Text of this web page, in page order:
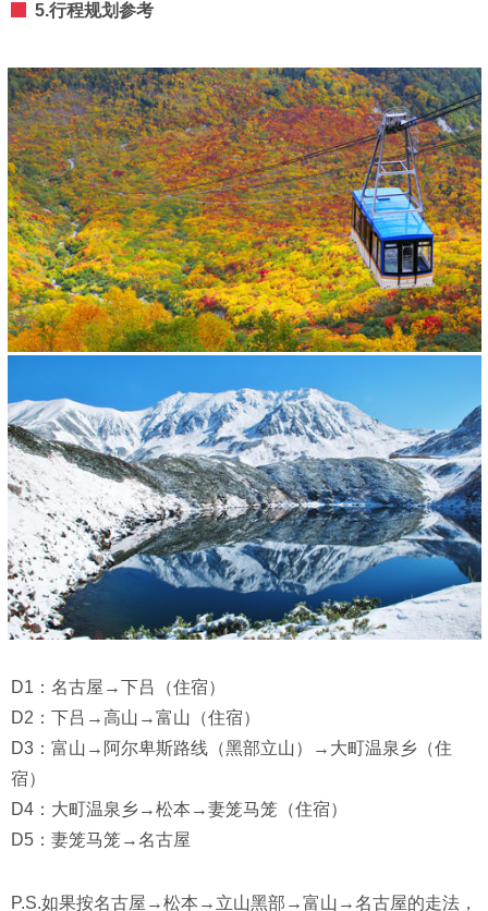
5.行程规划参考
D1：名古屋→下吕（住宿）
D2：下吕→高山→富山（住宿）
D3：富山→阿尔卑斯路线（黑部立山）→大町温泉乡（住
宿）
D4：大町温泉乡→松本→妻笼马笼（住宿）
D5：妻笼马笼→名古屋
P.S.如果按名古屋→松本→立山黑部→富山→名古屋的走法，